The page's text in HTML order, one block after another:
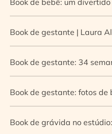
Book de gestante | Laura
Book de gestante: 34
Book de gestante: fotos de
Book de grávida no